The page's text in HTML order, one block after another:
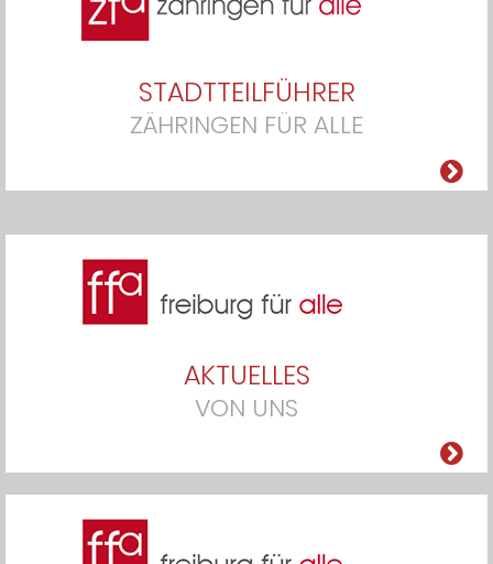
STADTTEILFÜHRER
ZÄHRINGEN FÜR ALLE
AKTUELLES
VON UNS